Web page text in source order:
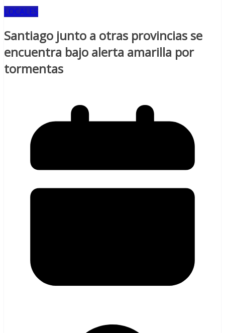
LOCALES
Santiago junto a otras provincias se
encuentra bajo alerta amarilla por
tormentas